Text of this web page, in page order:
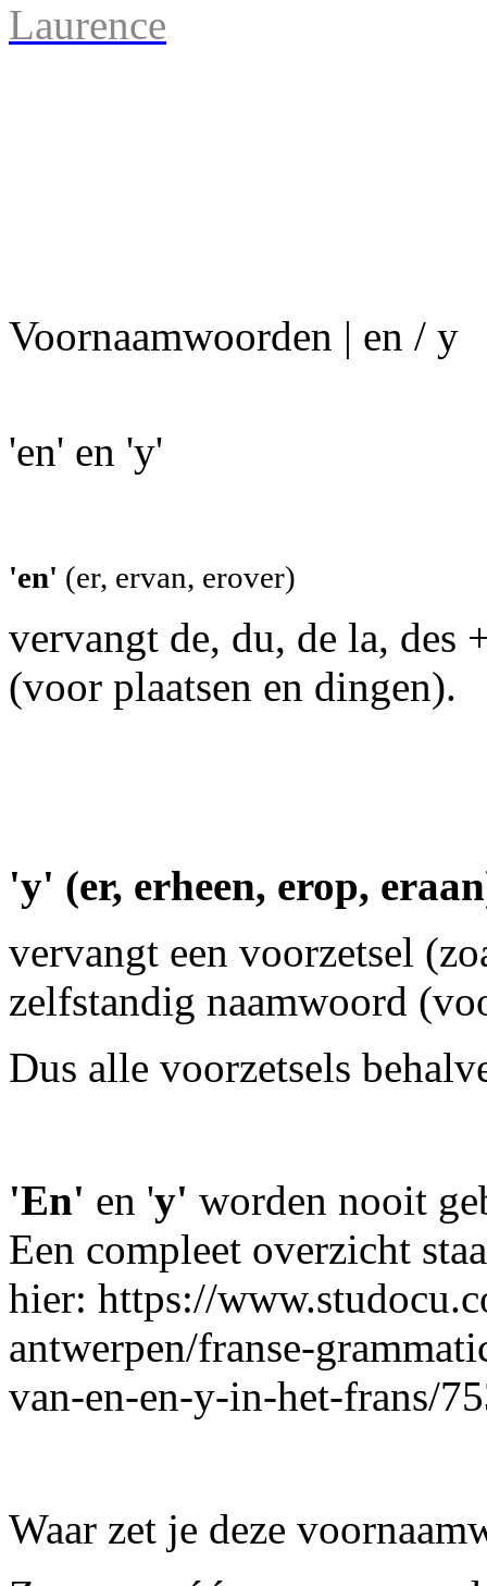
Laurence
Voornaamwoorden | en / y
'en' en 'y'
'en' (er, ervan, erover)
vervangt de, du, de la, des
(voor plaatsen en dingen).
'y' (er, erheen, erop,
vervangt een voorzetsel
zelfstandig naamwoord
Dus alle voorzetsels
'En' en 'y' worden nooit
Een compleet overzicht
hier: https://
antwerpen/franse-
van-en-en-y-in-het-frans/
Waar zet je deze